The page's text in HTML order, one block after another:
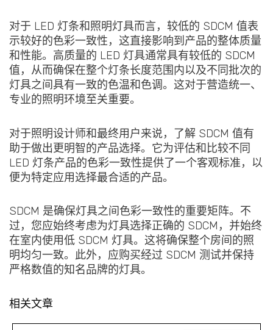
对于 LED 灯条和照明灯具而言，较低的 SDCM 值表
示较好的色彩一致性，这直接影响到产品的整体质量
和性能。高质量的 LED 灯具通常具有较低的 SDCM
值，从而确保在整个灯条长度范围内以及不同批次的
灯具之间具有一致的色温和色调。这对于营造统一、
专业的照明环境至关重要。
对于照明设计师和最终用户来说，了解 SDCM 值有
助于做出更明智的产品选择。它为评估和比较不同
LED 灯条产品的色彩一致性提供了一个客观标准，以
便为特定应用选择最合适的产品。
SDCM 是确保灯具之间色彩一致性的重要矩阵。不
过，您应始终考虑为灯具选择正确的 SDCM，并始终
在室内使用低 SDCM 灯具。这将确保整个房间的照
明均匀一致。此外，应购买经过 SDCM 测试并保持
严格数值的知名品牌的灯具。
相关文章